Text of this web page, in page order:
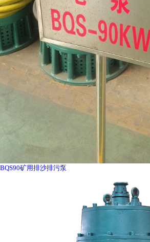
BQS90矿用排沙排污泵